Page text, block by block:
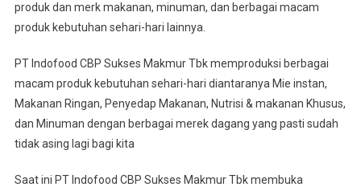
produk dan merk makanan, minuman, dan berbagai macam
produk kebutuhan sehari-hari lainnya.
PT Indofood CBP Sukses Makmur Tbk memproduksi berbagai
macam produk kebutuhan sehari-hari diantaranya Mie instan,
Makanan Ringan, Penyedap Makanan, Nutrisi & makanan Khusus,
dan Minuman dengan berbagai merek dagang yang pasti sudah
tidak asing lagi bagi kita
Saat ini PT Indofood CBP Sukses Makmur Tbk membuka